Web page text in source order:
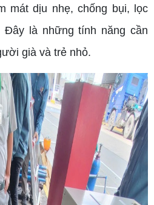
mát dịu nhẹ, chống bụi, lọc
Đây là những tính năng cần
già và trẻ nhỏ.